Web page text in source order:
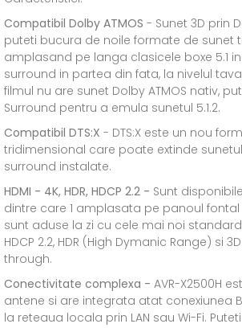
Compatibil Dolby ATMOS - Sunet 3D prin
puteti bucura de noile formate de sunet
amplasand pe langa clasicele boxe 5.1
surround in partea din fata, la nivelul
filmul nu are sunet Dolby ATMOS nativ,
Surround pentru a emula sunetul 5.1.2.
Compatibil DTS:X - DTS:X este un nou
tridimensional care poate extinde
surround instalate.
HDMI - 4K, HDR, HDCP 2.2 - Sunt
dintre care 1 amplasata pe panoul fontal
sunt aduse la zi cu cele mai noi
HDCP 2.2, HDR (High Dymanic Range) si
through.
Conectivitate complexa - AVR-X2500H
antene si are integrata atat conexiunea
la reteaua locala prin LAN sau Wi-Fi.